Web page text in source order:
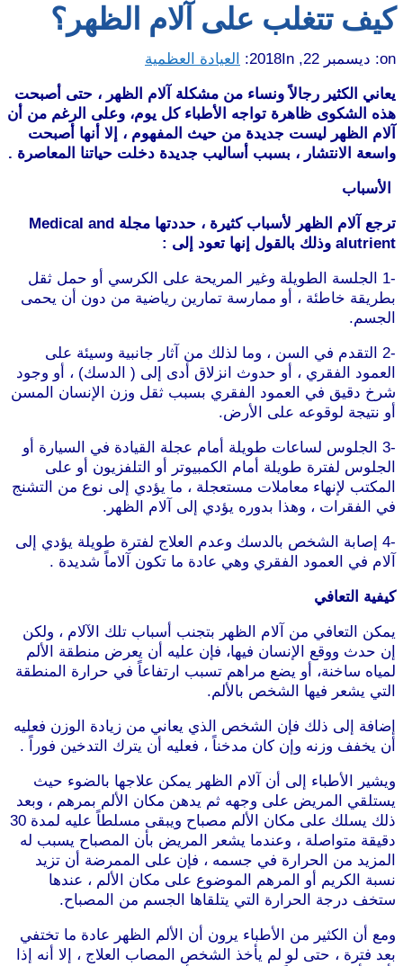
كيف تتغلب على آلام الظهر؟
on: ديسمبر 22, 2018 In: العيادة العظمية
يعاني الكثير رجالاً ونساء من مشكلة آلام الظهر ، حتى أصبحت
هذه الشكوى ظاهرة تواجه الأطباء كل يوم، وعلى الرغم من أن
آلام الظهر ليست جديدة من حيث المفهوم ، إلا أنها أصبحت
واسعة الانتشار ، بسبب أساليب جديدة دخلت حياتنا المعاصرة .
الأسباب
ترجع آلام الظهر لأسباب كثيرة ، حددتها مجلة Medical and
alutrient وذلك بالقول إنها تعود إلى :
-1 الجلسة الطويلة وغير المريحة على الكرسي أو حمل ثقل
بطريقة خاطئة ، أو ممارسة تمارين رياضية من دون أن يحمى
الجسم.
-2 التقدم في السن ، وما لذلك من آثار جانبية وسيئة على
العمود الفقري ، أو حدوث انزلاق أدى إلى ( الدسك) ، أو وجود
شرخ دقيق في العمود الفقري بسبب ثقل وزن الإنسان المسن
أو نتيجة لوقوعه على الأرض.
-3 الجلوس لساعات طويلة أمام عجلة القيادة في السيارة أو
الجلوس لفترة طويلة أمام الكمبيوتر أو التلفزيون أو على
المكتب لإنهاء معاملات مستعجلة ، ما يؤدي إلى نوع من التشنج
في الفقرات ، وهذا بدوره يؤدي إلى آلام الظهر.
-4 إصابة الشخص بالدسك وعدم العلاج لفترة طويلة يؤدي إلى
آلام في العمود الفقري وهي عادة ما تكون آلاماً شديدة .
كيفية التعافي
يمكن التعافي من آلام الظهر بتجنب أسباب تلك الآلام ، ولكن
إن حدث ووقع الإنسان فيها، فإن عليه أن يعرض منطقة الألم
لمياه ساخنة، أو يضع مراهم تسبب ارتفاعاً في حرارة المنطقة
التي يشعر فيها الشخص بالألم.
إضافة إلى ذلك فإن الشخص الذي يعاني من زيادة الوزن فعليه
أن يخفف وزنه وإن كان مدخناً ، فعليه أن يترك التدخين فوراً .
ويشير الأطباء إلى أن آلام الظهر يمكن علاجها بالضوء حيث
يستلقي المريض على وجهه ثم يدهن مكان الألم بمرهم ، وبعد
ذلك يسلك على مكان الألم مصباح ويبقى مسلطاً عليه لمدة 30
دقيقة متواصلة ، وعندما يشعر المريض بأن المصباح يسبب له
المزيد من الحرارة في جسمه ، فإن على الممرضة أن تزيد
نسبة الكريم أو المرهم الموضوع على مكان الألم ، عندها
ستخف درجة الحرارة التي يتلقاها الجسم من المصباح.
ومع أن الكثير من الأطباء يرون أن الألم الظهر عادة ما تختفي
بعد فترة ، حتى لو لم يأخذ الشخص المصاب العلاج ، إلا أنه إذا